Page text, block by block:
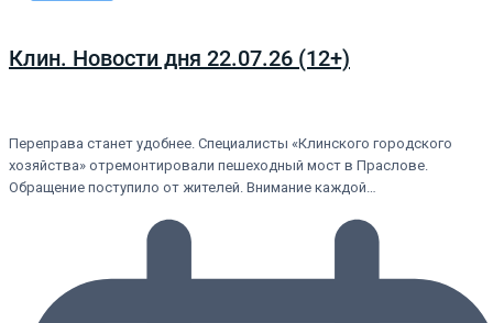
Клин. Новости дня 22.07.26 (12+)
Переправа станет удобнее. Специалисты «Клинского городского
хозяйства» отремонтировали пешеходный мост в Праслове.
Обращение поступило от жителей. Внимание каждой…